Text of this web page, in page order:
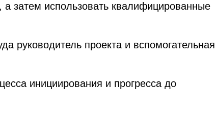
затем использовать квалифицированные
руководитель проекта и вспомогательная
инициирования и прогресса до